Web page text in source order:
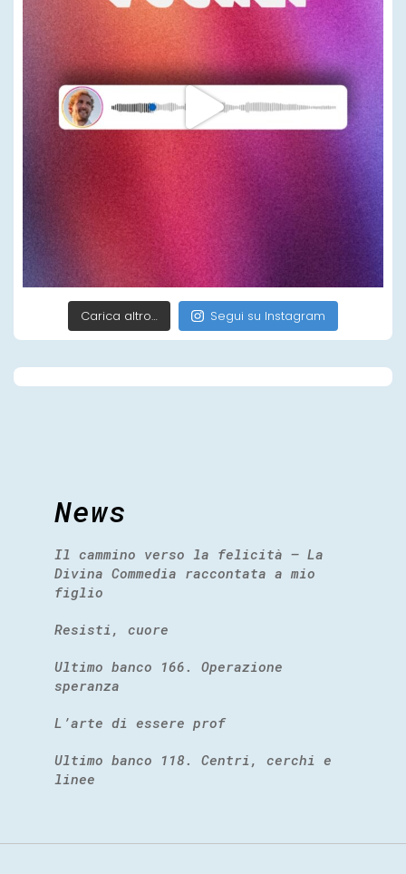
Carica altro… Segui su Instagram
News
Il cammino verso la felicità – La
Divina Commedia raccontata a mio
figlio
Resisti, cuore
Ultimo banco 166. Operazione
speranza
L’arte di essere prof
Ultimo banco 118. Centri, cerchi e
linee